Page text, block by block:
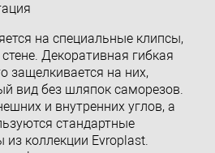
на специальные клипсы,
Декоративная гибкая
защелкивается на них,
вид без шляпок саморезов.
и внутренних углов, а
стандартные
коллекции Evroplast.